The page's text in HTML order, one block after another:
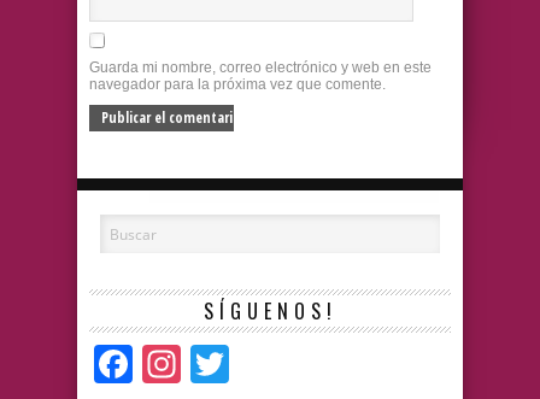
Guarda mi nombre, correo electrónico y web en este
navegador para la próxima vez que comente.
SÍGUENOS!
Facebook
Instagram